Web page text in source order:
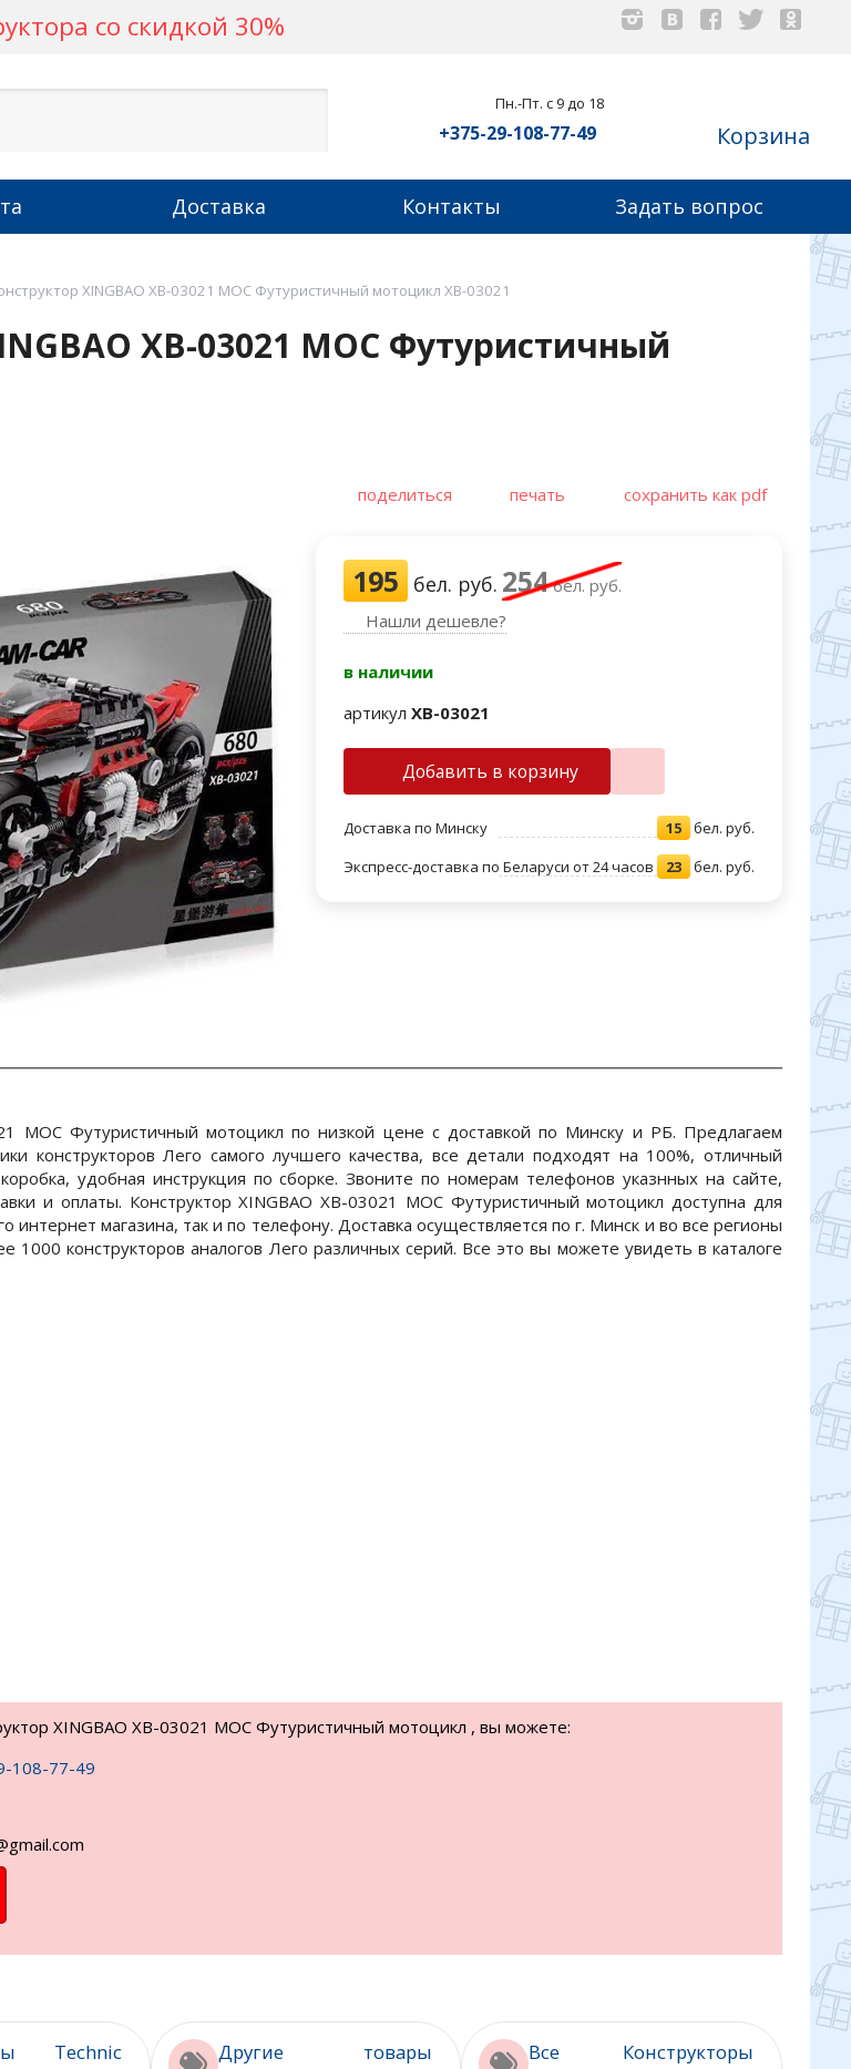
со скидкой 30%
Пн.-Пт. с 9 до 18
+375-29-108-77-49 Корзина
Доставка Контакты Задать вопрос
XINGBAO XB-03021 MOC Футуристичный мотоцикл XB-03021
XB-03021 MOC Футуристичный
поделиться печать сохранить как pdf
195 бел. руб. 254бел. руб.
Нашли дешевле?
в наличии
артикул XB-03021
Добавить в корзину
Доставка по Минску 15
бел. руб.
Экспресс-доставка по Беларуси от 24 часов
23 бел. руб.
MOC Футуристичный мотоцикл по низкой цене с доставкой по Минску и РБ. Предлагаем
конструкторов Лего самого лучшего качества, все детали подходят на 100%, отличный
удобная инструкция по сборке. Звоните по номерам телефонов указнных на сайте,
и оплаты. Конструктор XINGBAO XB-03021 MOC Футуристичный мотоцикл доступна для
интернет магазина, так и по телефону. Доставка осуществляется по г. Минск и во все регионы
1000 конструкторов аналогов Лего различных серий. Все это вы можете увидеть в каталоге
XINGBAO XB-03021 MOC Футуристичный мотоцикл , вы можете:
108-77-49
Technic
Другие товары
Все Конструкторы